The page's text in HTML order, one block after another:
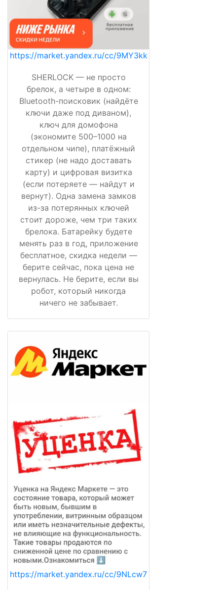
https://market.yandex.ru/cc/9MY3kk
SHERLOCK — не просто
брелок, а четыре в одном:
Bluetooth-поисковик (найдёте
ключи даже под диваном),
ключ для домофона
(экономите 500–1000 на
отдельном чипе), платёжный
стикер (не надо доставать
карту) и цифровая визитка
(если потеряете — найдут и
вернут). Одна замена замков
из-за потерянных ключей
стоит дороже, чем три таких
брелока. Батарейку будете
менять раз в год, приложение
бесплатное, скидка недели —
берите сейчас, пока цена не
вернулась. Не берите, если вы
робот, который никогда
ничего не забывает.
https://market.yandex.ru/cc/9NLcw7